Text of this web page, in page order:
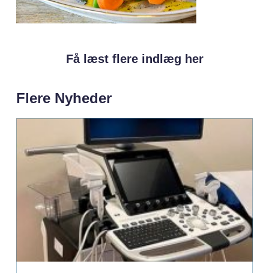
Få læst flere indlæg her
Flere Nyheder